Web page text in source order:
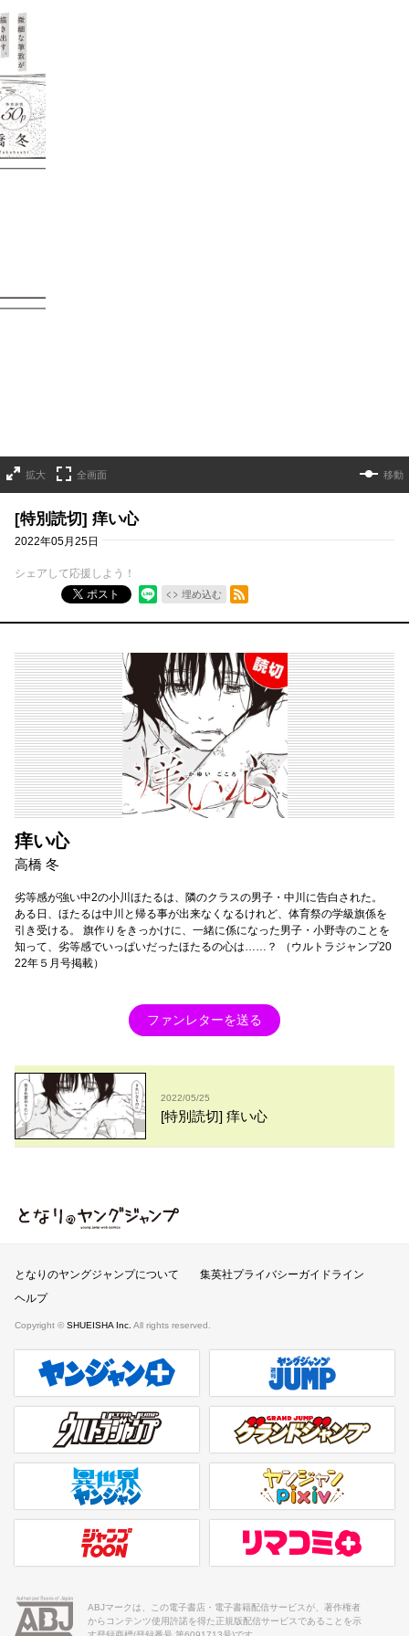
拡大 全画面 移動
[特別読切] 痒い心
2022年05月25日
シェアして応援しよう！
ポスト
埋め込む
RSSフィード
痒い心
高橋 冬
劣等感が強い中2の小川ほたるは、隣のクラスの男子・中川に告白された。
ある日、ほたるは中川と帰る事が出来なくなるけれど、体育祭の学級旗係を
引き受ける。 旗作りをきっかけに、一緒に係になった男子・小野寺のことを
知って、劣等感でいっぱいだったほたるの心は……？ （ウルトラジャンプ20
22年５月号掲載）
ファンレターを送る
2022/05/25
[特別読切] 痒い心
となりのヤングジャンプ
となりのヤングジャンプについて
集英社プライバシーガイドライン
ヘルプ
Copyright © SHUEISHA Inc. All rights reserved.
ヤンジャンプラス 週刊ヤングジャンプ公式サイト
ウルトラジャンプ グランドジャンプ
異世界ヤンジャン ヤンジャンpixiv
ジャンプTOON リマコミ＋
ABJマークは、この電子書店・電子書籍配信サービスが、著作権者
からコンテンツ使用許諾を得た正規版配信サービスであることを示